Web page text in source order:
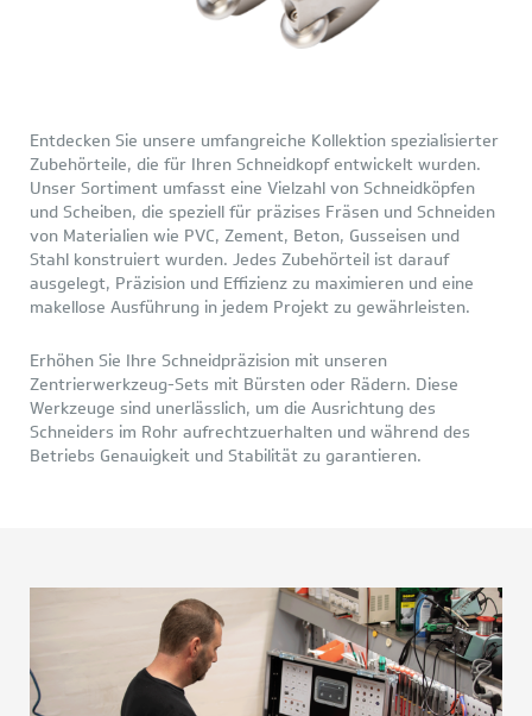
Entdecken Sie unsere umfangreiche Kollektion spezialisierter
Zubehörteile, die für Ihren Schneidkopf entwickelt wurden.
Unser Sortiment umfasst eine Vielzahl von Schneidköpfen
und Scheiben, die speziell für präzises Fräsen und Schneiden
von Materialien wie PVC, Zement, Beton, Gusseisen und
Stahl konstruiert wurden. Jedes Zubehörteil ist darauf
ausgelegt, Präzision und Effizienz zu maximieren und eine
makellose Ausführung in jedem Projekt zu gewährleisten.
Erhöhen Sie Ihre Schneidpräzision mit unseren
Zentrierwerkzeug-Sets mit Bürsten oder Rädern. Diese
Werkzeuge sind unerlässlich, um die Ausrichtung des
Schneiders im Rohr aufrechtzuerhalten und während des
Betriebs Genauigkeit und Stabilität zu garantieren.